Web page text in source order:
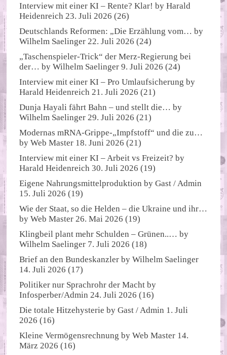
Interview mit einer KI – Rente? Klar! byHarald
Heidenreich 23. Juli 2026 (26)
Deutschlands Reformen: „Die Erzählung vom… by
Wilhelm Saelinger 22. Juli 2026 (24)
„Taschenspieler-Trick“ der Merz-Regierung bei
der… byWilhelm Saelinger 9. Juli 2026 (24)
Interview mit einer KI – Pro Umlaufsicherung by
Harald Heidenreich 21. Juli 2026 (21)
Dunja Hayali fährt Bahn – und stellt die… by
Wilhelm Saelinger 29. Juli 2026 (21)
Modernas mRNA-Grippe-„Impfstoff“ und die zu…
byWeb Master 18. Juni 2026 (21)
Interview mit einer KI – Arbeit vs Freizeit? by
Harald Heidenreich 30. Juli 2026 (19)
Eigene Nahrungsmittelproduktion byGast / Admin
15. Juli 2026 (19)
Wie der Staat, so die Helden – die Ukraine und ihr…
byWeb Master 26. Mai 2026 (19)
Klingbeil plant mehr Schulden – Grünen..… by
Wilhelm Saelinger 7. Juli 2026 (18)
Brief an den Bundeskanzler byWilhelm Saelinger
14. Juli 2026 (17)
Politiker nur Sprachrohr der Macht by
Infosperber/Admin 24. Juli 2026 (16)
Die totale Hitzehysterie byGast / Admin 1. Juli
2026 (16)
Kleine Vermögensrechnung byWeb Master 14.
März 2026 (16)